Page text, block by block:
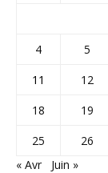
4
5
11
12
18
19
25
26
« Avr
Juin »